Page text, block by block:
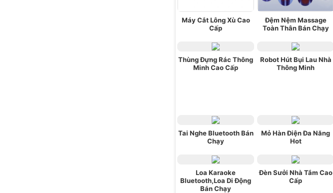
Máy Cắt Lông Xù Cao
Cấp
Đệm Nệm Massage
Toàn Thân Bán Chạy
Thùng Đựng Rác Thông
Minh Cao Cấp
Robot Hút Bụi Lau Nhà
Thông Minh
Tai Nghe Bluetooth Bán
Chạy
Mỏ Hàn Điện Đa Năng
Hot
Loa Karaoke
Bluetooth,Loa Di Động
Bán Chạy
Đèn Sưởi Nhà Tắm Cao
Cấp